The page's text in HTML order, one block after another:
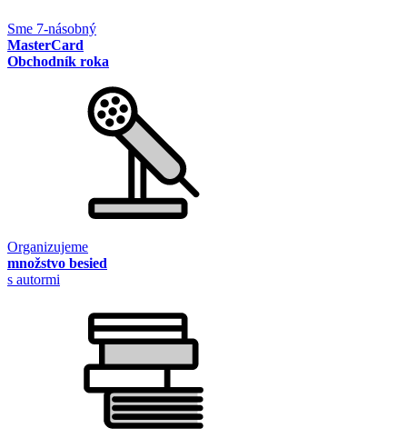
Sme 7-násobný
MasterCard
Obchodník roka
Organizujeme
množstvo besied
s autormi